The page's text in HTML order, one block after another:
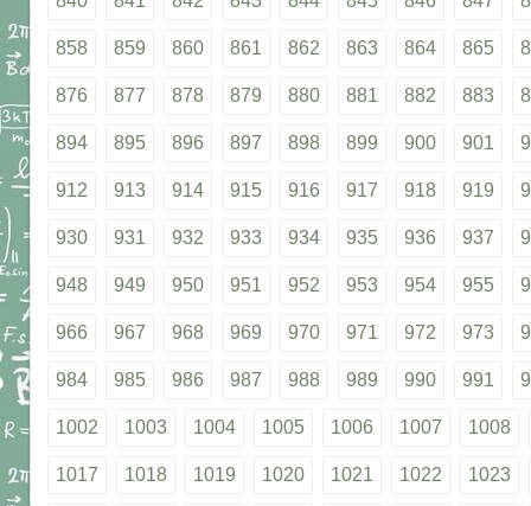
858 859 860 861 862 863 864 865
876 877 878 879 880 881 882 883
894 895 896 897 898 899 900 901
912 913 914 915 916 917 918 919
930 931 932 933 934 935 936 937
948 949 950 951 952 953 954 955
966 967 968 969 970 971 972 973
984 985 986 987 988 989 990 991
1002 1003 1004 1005 1006 1007 1008
1017 1018 1019 1020 1021 1022 1023